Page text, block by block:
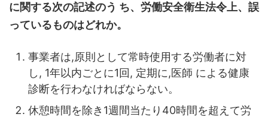
に関する次の記述のう ち、労働安全衛生法令上、誤
っているものはどれか。
事業者は,原則として常時使用する労働者に対
し, 1年以内ごとに1回, 定期に,医師 による健康
診断を行わなければならない。
休憩時間を除き1週間当たり40時間を超えて労